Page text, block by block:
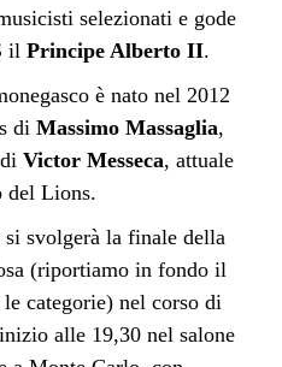
selezionati e gode
il Principe Alberto II.
è nato nel 2012
di Massimo Massaglia,
Victor Messeca, attuale
del Lions.
si svolgerà la finale della
(riportiamo in fondo il
categorie) nel corso di
alle 19,30 nel salone